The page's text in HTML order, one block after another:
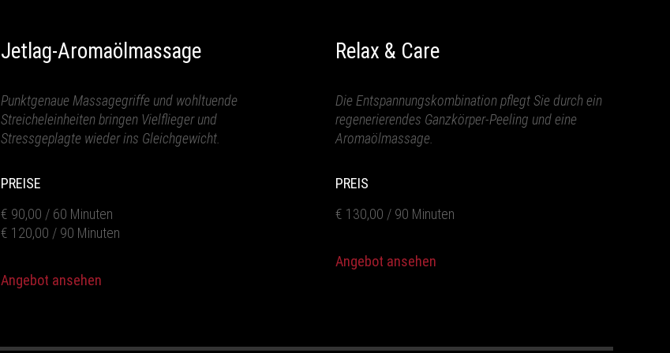
Jetlag-Aromaölmassage
Punktgenaue Massagegriffe und wohltuende
Streicheleinheiten bringen Vielflieger und
Stressgeplagte wieder ins Gleichgewicht.
PREISE
€ 90,00 / 60 Minuten
€ 120,00 / 90 Minuten
Angebot ansehen
Relax & Care
Die Entspannungskombination pflegt Sie durch ein
regenerierendes Ganzkörper-Peeling und eine
Aromaölmassage.
PREIS
€ 130,00 / 90 Minuten
Angebot ansehen